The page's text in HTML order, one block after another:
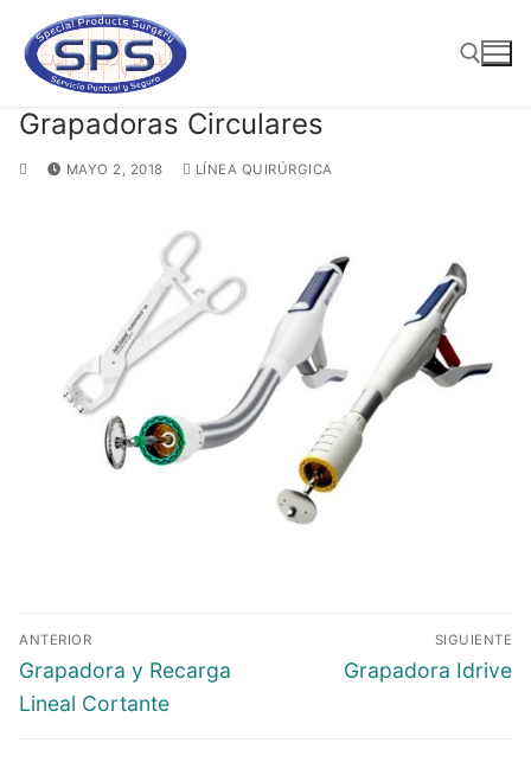
contenido
Grapadoras Circulares
MAYO 2, 2018 LÍNEA QUIRÚRGICA
Navegación
de
entradas
ANTERIOR
Entrada
anterior:
Grapadora y Recarga
Lineal Cortante
SIGUIENTE
Entrada
Grapadora Idrive